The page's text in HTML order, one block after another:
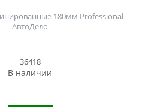
180мм Professional
АвтоДело
36418
В наличии